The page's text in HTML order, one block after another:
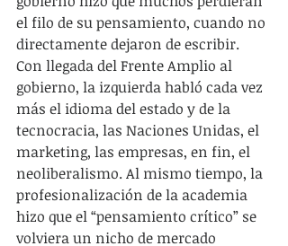
el filo de su pensamiento, cuando no
directamente dejaron de escribir.
Con llegada del Frente Amplio al
gobierno, la izquierda habló cada vez
más el idioma del estado y de la
tecnocracia, las Naciones Unidas, el
marketing, las empresas, en fin, el
neoliberalismo. Al mismo tiempo, la
profesionalización de la academia
hizo que el “pensamiento crítico” se
volviera un nicho de mercado